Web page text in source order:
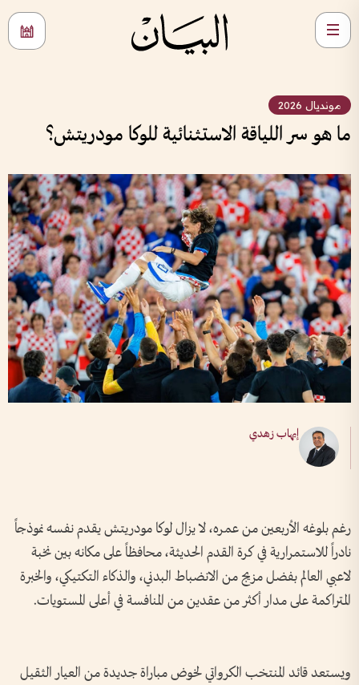
مونديال 2026
ما هو سر اللياقة الاستثنائية للوكا مودريتش؟
إيهاب زهدي
رغم بلوغه الأربعين من عمره، لا يزال لوكا مودريتش يقدم نفسه نموذجاً
نادراً للاستمرارية في كرة القدم الحديثة، محافظاً على مكانه بين نخبة
لاعبي العالم بفضل مزيج من الانضباط البدني، والذكاء التكتيكي، والخبرة
المتراكمة على مدار أكثر من عقدين من المنافسة في أعلى المستويات.
ويستعد قائد المنتخب الكرواتي لخوض مباراة جديدة من العيار الثقيل